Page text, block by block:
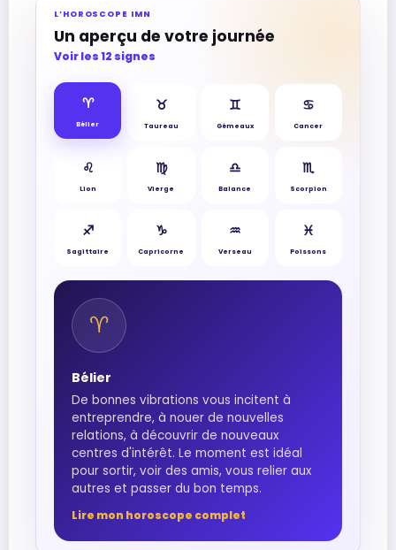
L’HOROSCOPE IMN
Un aperçu de votre journée
Voir les 12 signes
♈︎
Bélier
♉︎
Taureau
♊︎
Gémeaux
♋︎
Cancer
♌︎
Lion
♍︎
Vierge
♎︎
Balance
♏︎
Scorpion
♐︎
Sagittaire
♑︎
Capricorne
♒︎
Verseau
♓︎
Poissons
♈︎
Bélier
De bonnes vibrations vous incitent à
entreprendre, à nouer de nouvelles
relations, à découvrir de nouveaux
centres d'intérêt. Le moment est idéal
pour sortir, voir des amis, vous relier aux
autres et passer du bon temps.
Lire mon horoscope complet